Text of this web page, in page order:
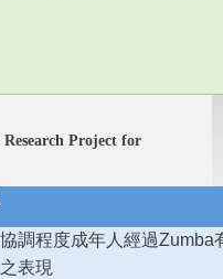
Project for
調程度成年人經過Zumba
表現